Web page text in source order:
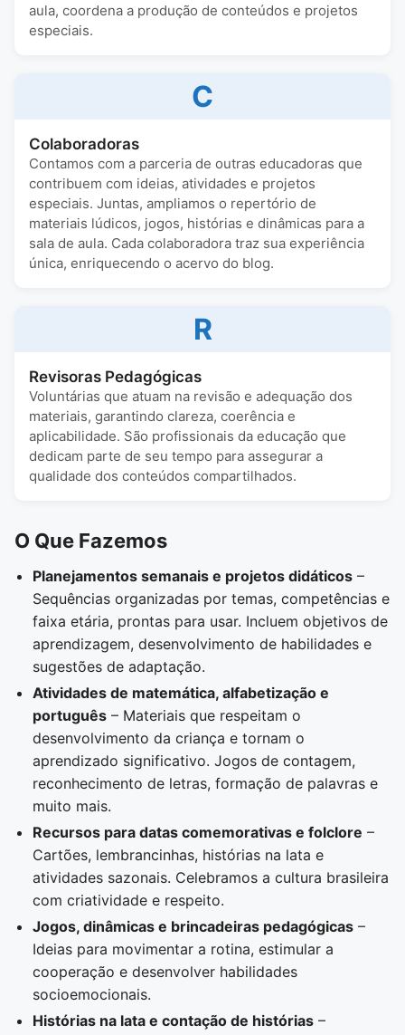
aula, coordena a produção de conteúdos e projetos
especiais.
C
Colaboradoras
Contamos com a parceria de outras educadoras que
contribuem com ideias, atividades e projetos
especiais. Juntas, ampliamos o repertório de
materiais lúdicos, jogos, histórias e dinâmicas para a
sala de aula. Cada colaboradora traz sua experiência
única, enriquecendo o acervo do blog.
R
Revisoras Pedagógicas
Voluntárias que atuam na revisão e adequação dos
materiais, garantindo clareza, coerência e
aplicabilidade. São profissionais da educação que
dedicam parte de seu tempo para assegurar a
qualidade dos conteúdos compartilhados.
O Que Fazemos
Planejamentos semanais e projetos didáticos –
Sequências organizadas por temas, competências e
faixa etária, prontas para usar. Incluem objetivos de
aprendizagem, desenvolvimento de habilidades e
sugestões de adaptação.
Atividades de matemática, alfabetização e
português – Materiais que respeitam o
desenvolvimento da criança e tornam o
aprendizado significativo. Jogos de contagem,
reconhecimento de letras, formação de palavras e
muito mais.
Recursos para datas comemorativas e folclore –
Cartões, lembrancinhas, histórias na lata e
atividades sazonais. Celebramos a cultura brasileira
com criatividade e respeito.
Jogos, dinâmicas e brincadeiras pedagógicas –
Ideias para movimentar a rotina, estimular a
cooperação e desenvolver habilidades
socioemocionais.
Histórias na lata e contação de histórias –